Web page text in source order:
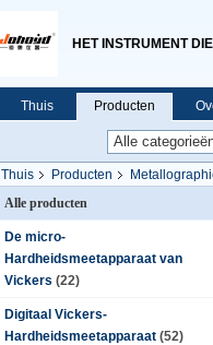
HET INSTRUMENT
Thuis Producten
Thuis Producten
Alle producten
De micro-
Hardheidsmeetapparaat van
Vickers (22)
Digitaal Vickers-
Hardheidsmeetapparaat (52)